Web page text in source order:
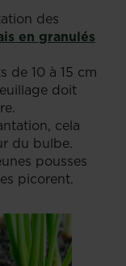
des
en granulés
de 10 à 15 cm
doit
cela
du bulbe.
pousses
picorent.